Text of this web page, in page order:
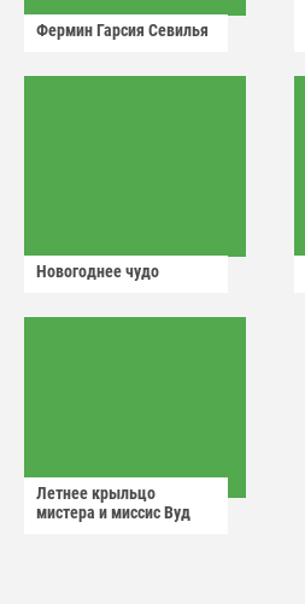
Фермин Гарсия Севилья
Новогоднее чудо
Летнее крыльцо
мистера и миссис Вуд